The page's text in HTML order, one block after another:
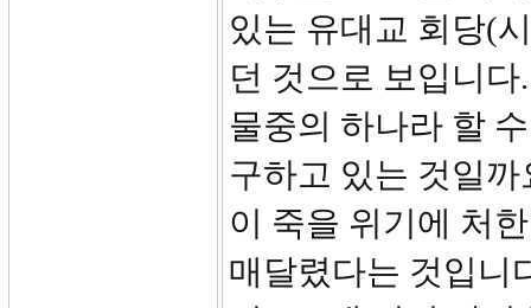
있는 유대교 회당(
던 것으로 보입니
물중의 하나라 할
구하고 있는 것일
이 죽을 위기에 처
매달렸다는 것입니